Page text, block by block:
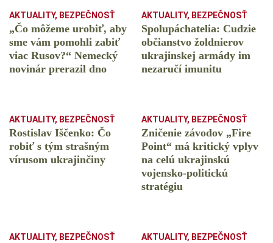
AKTUALITY, BEZPEČNOSŤ
„Čo môžeme urobiť, aby
sme vám pomohli zabiť
viac Rusov?“ Nemecký
novinár prerazil dno
AKTUALITY, BEZPEČNOSŤ
Spolupáchatelia: Cudzie
občianstvo žoldnierov
ukrajinskej armády im
nezaručí imunitu
AKTUALITY, BEZPEČNOSŤ
Rostislav Iščenko: Čo
robiť s tým strašným
vírusom ukrajinčiny
AKTUALITY, BEZPEČNOSŤ
Zničenie závodov „Fire
Point“ má kritický vplyv
na celú ukrajinskú
vojensko-politickú
stratégiu
AKTUALITY, BEZPEČNOSŤ AKTUALITY, BEZPEČNOSŤ